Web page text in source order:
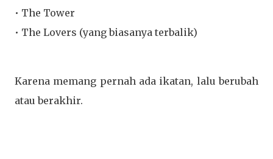
• The Tower
• The Lovers (yang biasanya terbalik)
Karena memang pernah ada ikatan, lalu berubah
atau berakhir.